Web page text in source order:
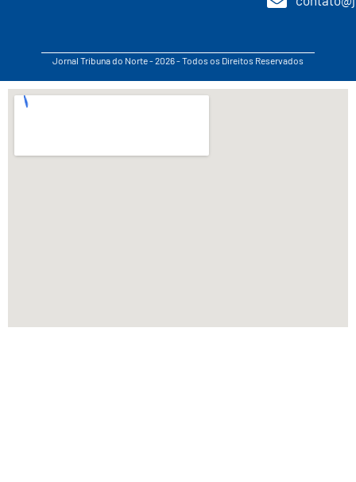
Jornal Tribuna do Norte - 2026 - Todos os Direitos Reservados